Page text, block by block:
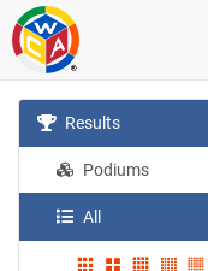
Results
Podiums
All